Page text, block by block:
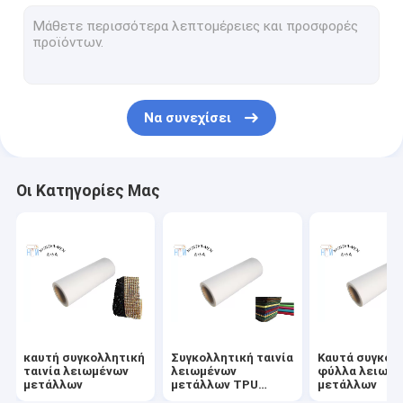
Καυτός συγκολλητικός Ιστός λειωμένων μετάλλων
Καυτός συγκολλητικός κόκκος λειωμένων μετάλλων
Να συνεχίσει
Οι Κατηγορίες Μας
καυτή συγκολλητική
ταινία λειωμένων
μετάλλων
Συγκολλητική ταινία
λειωμένων
μετάλλων TPU
Καυτά
φύλλα
μετάλλων